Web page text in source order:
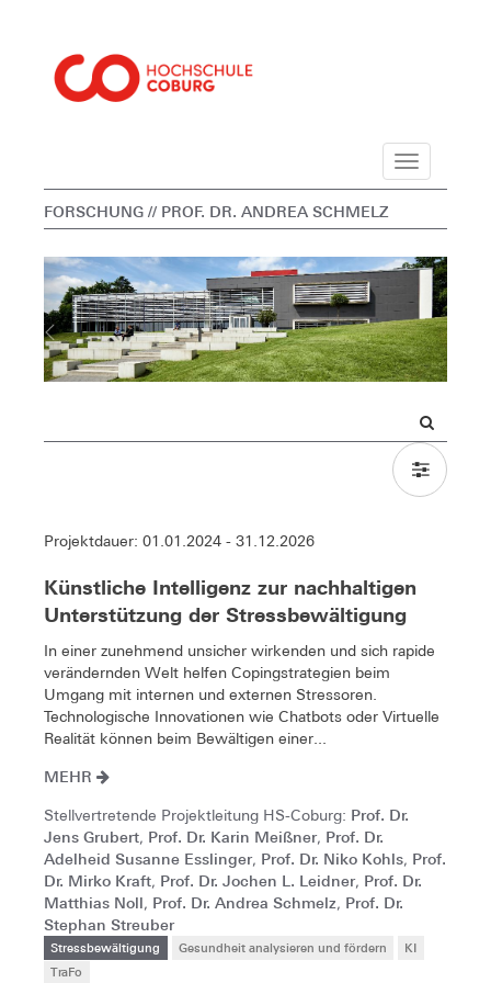
Navigation
FORSCHUNG // PROF. DR. ANDREA SCHMELZ
Projektdauer: 01.01.2024 - 31.12.2026
Künstliche Intelligenz zur nachhaltigen
Unterstützung der Stressbewältigung
In einer zunehmend unsicher wirkenden und sich rapide
verändernden Welt helfen Copingstrategien beim
Umgang mit internen und externen Stressoren.
Technologische Innovationen wie Chatbots oder Virtuelle
Realität können beim Bewältigen einer...
MEHR
Stellvertretende Projektleitung HS-Coburg: Prof. Dr.
Jens Grubert, Prof. Dr. Karin Meißner, Prof. Dr.
Adelheid Susanne Esslinger, Prof. Dr. Niko Kohls, Prof.
Dr. Mirko Kraft, Prof. Dr. Jochen L. Leidner, Prof. Dr.
Matthias Noll, Prof. Dr. Andrea Schmelz, Prof. Dr.
Stephan Streuber
Stressbewältigung Gesundheit analysieren und fördern
KI
TraFo